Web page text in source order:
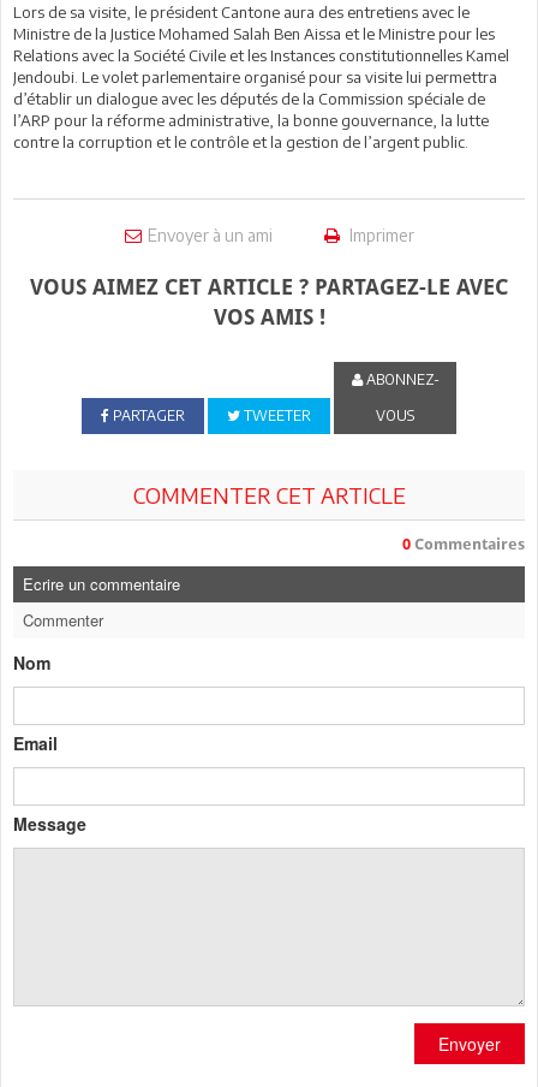
Lors de sa visite, le président Cantone aura des entretiens avec le
Ministre de la Justice Mohamed Salah Ben Aissa et le Ministre pour les
Relations avec la Société Civile et les Instances constitutionnelles Kamel
Jendoubi. Le volet parlementaire organisé pour sa visite lui permettra
d’établir un dialogue avec les députés de la Commission spéciale de
l’ARP pour la réforme administrative, la bonne gouvernance, la lutte
contre la corruption et le contrôle et la gestion de l’argent public.
Envoyer à un ami Imprimer
VOUS AIMEZ CET ARTICLE ? PARTAGEZ-LE AVEC
VOS AMIS !
PARTAGER TWEETER
ABONNEZ-
VOUS
COMMENTER CET ARTICLE
0 Commentaires
Ecrire un commentaire
Commenter
Nom
Email
Message
Envoyer